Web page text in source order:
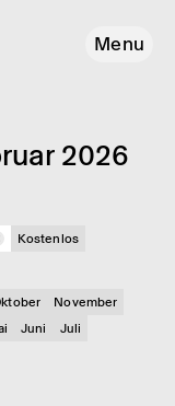
Menu
2026
Kostenlos
November
Juni Juli